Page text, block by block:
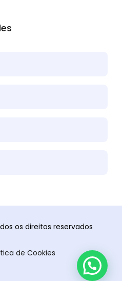
os direitos reservados
de Cookies